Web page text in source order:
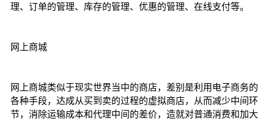
理、订单的管理、库存的管理、优惠的管理、在线支付等。
网上商城
网上商城类似于现实世界当中的商店，差别是利用电子商务的
各种手段，达成从买到卖的过程的虚拟商店，从而减少中间环
节，消除运输成本和代理中间的差价，造就对普通消费和加大